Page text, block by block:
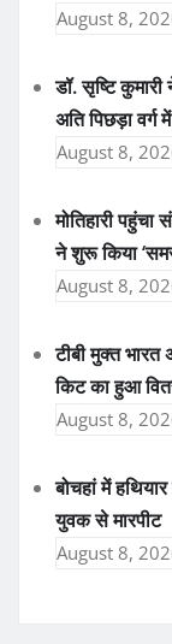
August 8,
डॉ. सृष्टि
अति पिछड़ा वर्ग
August 8,
मोतिहारी
ने शुरू किया
August 8,
टीबी मुक्त
किट का हुआ
August 8,
बोचहां में
युवक से मारपीट
August 8,